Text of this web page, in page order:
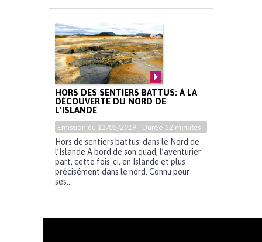
HORS DES SENTIERS BATTUS: À LA
DÉCOUVERTE DU NORD DE
L’ISLANDE
Emission du 11/05/2019 - Durée 52 minutes
Hors de sentiers battus: dans le Nord de
l’Islande A bord de son quad, l’aventurier
part, cette fois-ci, en Islande et plus
précisément dans le nord. Connu pour
ses...